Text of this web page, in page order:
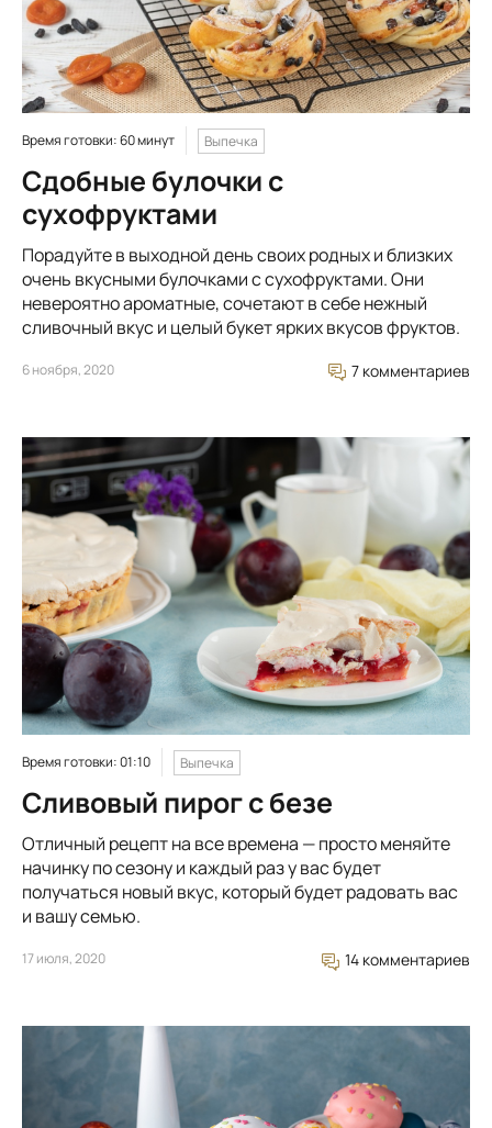
Время готовки: 60 минут Выпечка
Сдобные булочки с
сухофруктами
Порадуйте в выходной день своих родных и близких
очень вкусными булочками с сухофруктами. Они
невероятно ароматные, сочетают в себе нежный
сливочный вкус и целый букет ярких вкусов фруктов.
6 ноября, 2020 7 комментариев
Время готовки: 01:10 Выпечка
Сливовый пирог с безе
Отличный рецепт на все времена — просто меняйте
начинку по сезону и каждый раз у вас будет
получаться новый вкус, который будет радовать вас
и вашу семью.
17 июля, 2020 14 комментариев